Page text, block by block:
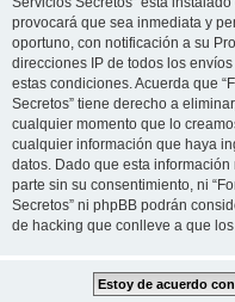
provocará que sea inmediata y
oportuno, con notificación a su
direcciones IP de todos los
estas condiciones. Acuerda que
Secretos” tiene derecho a
cualquier momento que lo
cualquier información que haya
datos. Dado que esta
parte sin su consentimiento, ni
Secretos” ni phpBB podrán
de hacking que conlleve a que